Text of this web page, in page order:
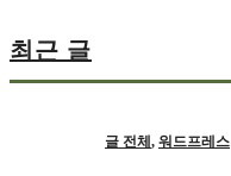
최근 글
글 전체, 워드프레스